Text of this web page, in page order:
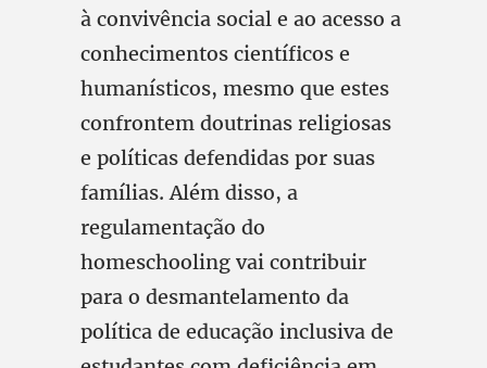
à convivência social e ao acesso a
conhecimentos científicos e
humanísticos, mesmo que estes
confrontem doutrinas religiosas
e políticas defendidas por suas
famílias. Além disso, a
regulamentação do
homeschooling vai contribuir
para o desmantelamento da
política de educação inclusiva de